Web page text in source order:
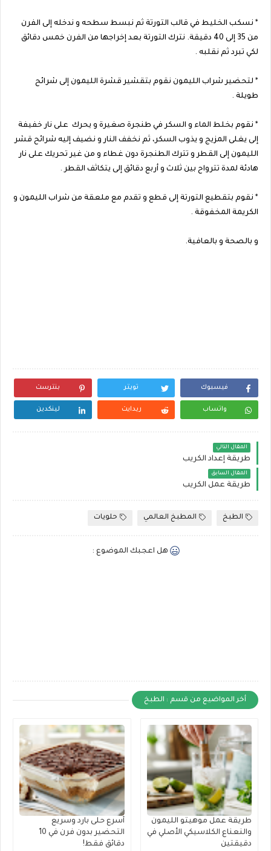
* نسكب الخليط في قالب التورتة ثم نبسط سطحه و ندخله إلى الفرن
من 35 إلى 40 دقيقة. نترك التورتة بعد إخراجها من الفرن خمس دقائق
لكي تبرد ثم نقلبه .
* لتحضير شراب الليمون نقوم بتقشير قشرة الليمون إلى شرائح
طويلة .
* نقوم بخلط الماء و السكر في طنجرة صغيرة و يحرك على نار خفيفة
إلى يغلى المزيج و يذوب السكر، ثم نخفف النار و نضيف إليه شرائح قشر
الليمون إلى القطر و تترك الطنجرة دون غطاء و من غير تحريك على نار
هادئة لمدة تترواح بين ثلاث و أربع دقائق إلى يتكاثف القطر .
* نقوم بتقطيع التورتة إلى قطع و تقدم مع ملعقة من شراب الليمون و
الكريمة المخفوقة .
و بالصحة و بالعافية.
فيسبوك تويتر بنترست
واتساب ريدايت لينكدين
المقال التالي
طريقة إعداد الكريب
المقال السابق
طريقة عمل الكريب
الطبخ المطبخ العالمي حلويات
هل اعجبك الموضوع :
أخر المواضيع من قسم : الطبخ
طريقة عمل موهيتو الليمون
والنعناع الكلاسيكي الأصلي في
دقيقتين
أسرع حلى بارد وسريع
التحضير بدون فرن في 10
دقائق فقط!